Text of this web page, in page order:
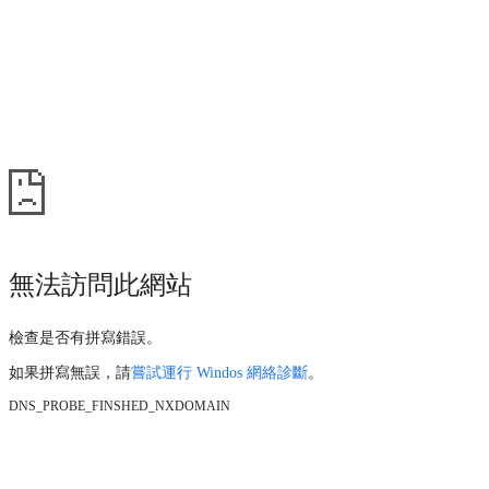
無法訪問此網站
檢查是否有拼寫錯誤。
如果拼寫無誤，請嘗試運行 Windos 網絡診斷。
DNS_PROBE_FINSHED_NXDOMAIN